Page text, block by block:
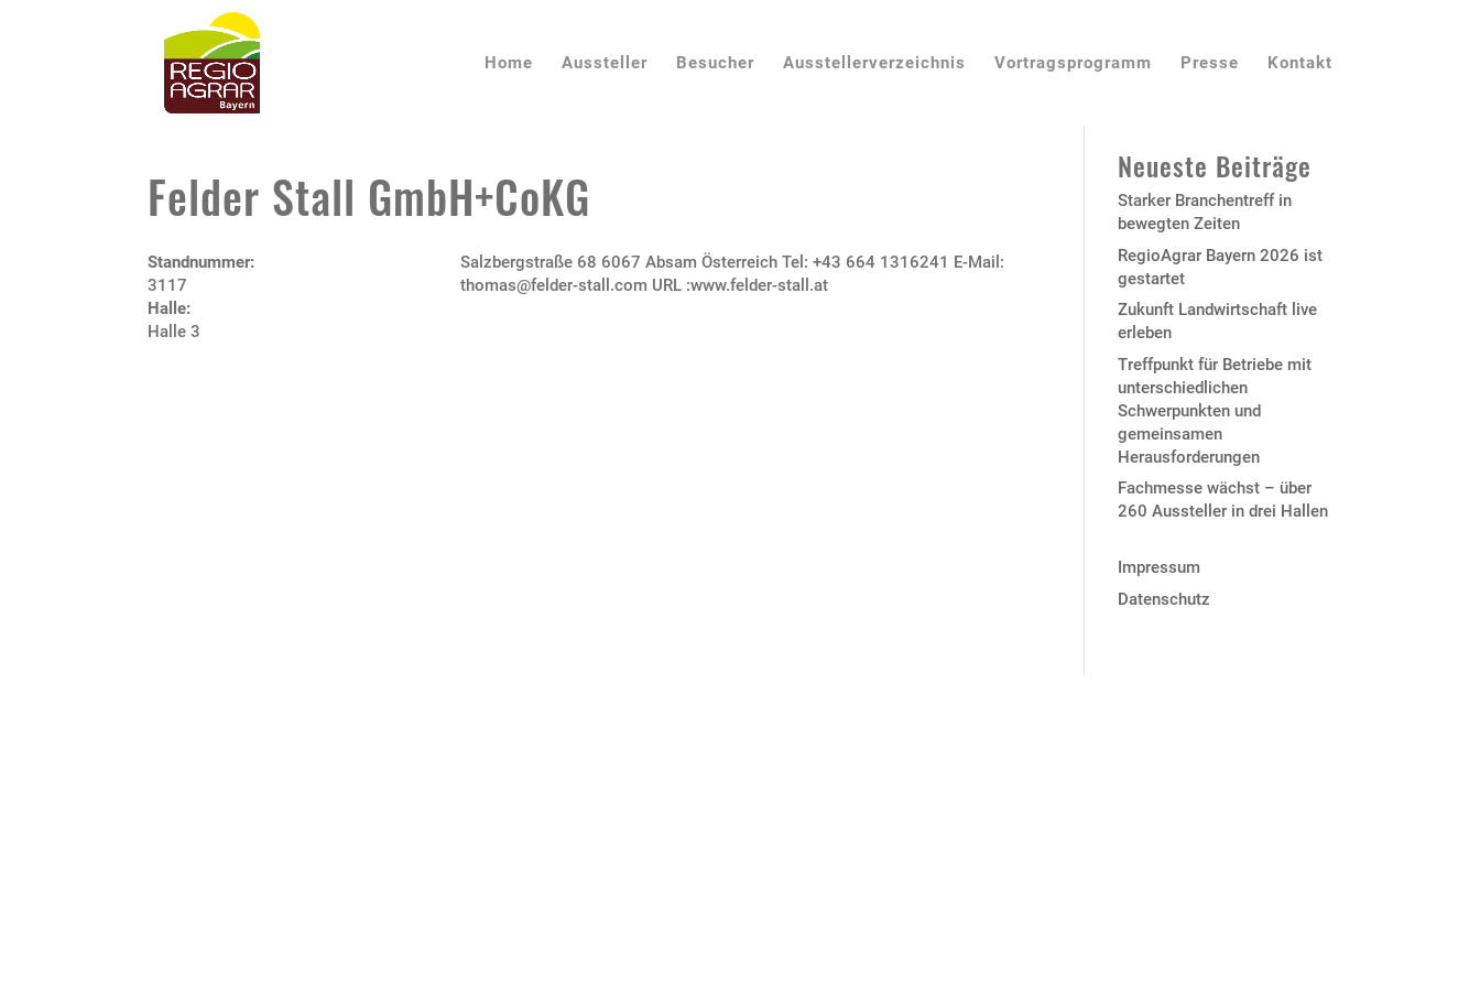
Home Aussteller Besucher Ausstellerverzeichnis Vortragsprogramm Presse Kontakt
Felder Stall GmbH+CoKG
Standnummer:
3117
Halle:
Halle 3
Salzbergstraße 68 6067 Absam Österreich Tel: +43 664 1316241 E-Mail:
thomas@felder-stall.com URL :www.felder-stall.at
Neueste Beiträge
Starker Branchentreff in
bewegten Zeiten
RegioAgrar Bayern 2026 ist
gestartet
Zukunft Landwirtschaft live
erleben
Treffpunkt für Betriebe mit
unterschiedlichen
Schwerpunkten und
gemeinsamen
Herausforderungen
Fachmesse wächst – über
260 Aussteller in drei Hallen
Impressum
Datenschutz